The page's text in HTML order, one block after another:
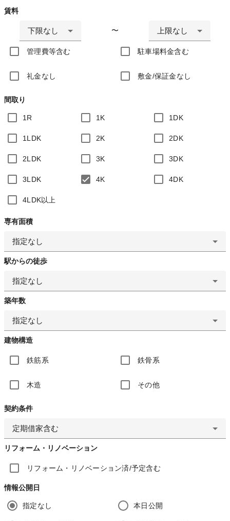
賃料
下限なし 〜 上限なし
管理費等含む 駐車場料金含む
礼金なし 敷金/保証金なし
間取り
1R 1K 1DK
1LDK 2K 2DK
2LDK 3K 3DK
3LDK 4K 4DK
4LDK以上
専有面積
指定なし
駅からの徒歩
指定なし
築年数
指定なし
建物構造
鉄筋系 鉄骨系
木造 その他
契約条件
定期借家含む
リフォーム・リノベーション
リフォーム・リノベーション済/予定含む
情報公開日
指定なし 本日公開